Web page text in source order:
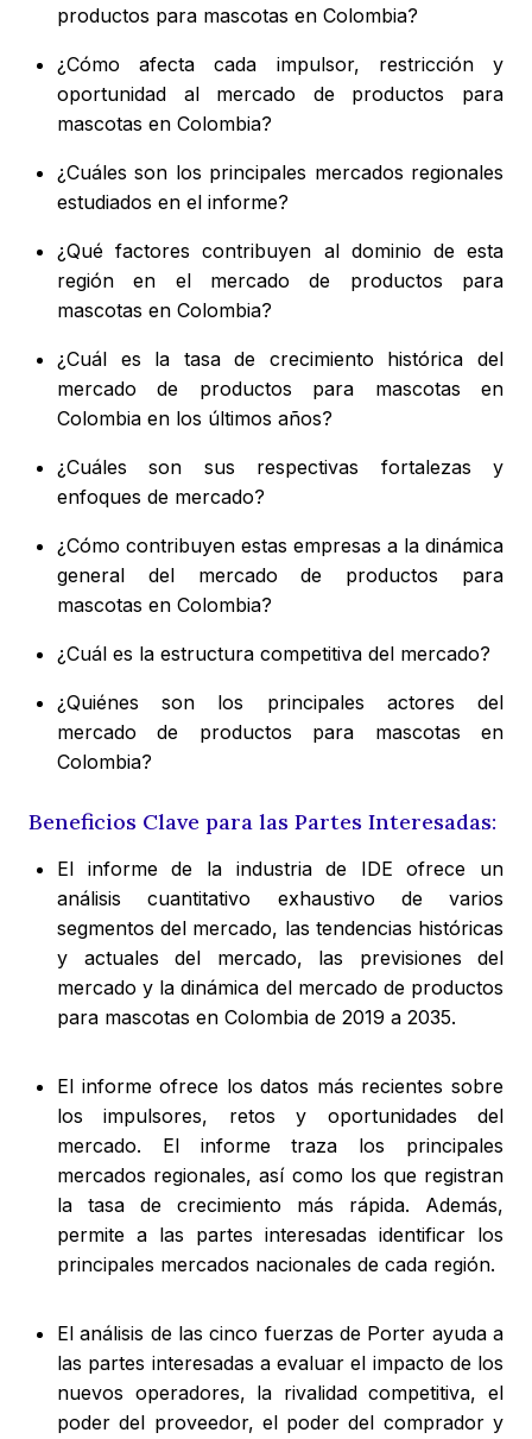
productos para mascotas en Colombia?
¿Cómo afecta cada impulsor, restricción y
oportunidad al mercado de productos para
mascotas en Colombia?
¿Cuáles son los principales mercados regionales
estudiados en el informe?
¿Qué factores contribuyen al dominio de esta
región en el mercado de productos para
mascotas en Colombia?
¿Cuál es la tasa de crecimiento histórica del
mercado de productos para mascotas en
Colombia en los últimos años?
¿Cuáles son sus respectivas fortalezas y
enfoques de mercado?
¿Cómo contribuyen estas empresas a la dinámica
general del mercado de productos para
mascotas en Colombia?
¿Cuál es la estructura competitiva del mercado?
¿Quiénes son los principales actores del
mercado de productos para mascotas en
Colombia?
Beneficios Clave para las Partes Interesadas:
El informe de la industria de IDE ofrece un
análisis cuantitativo exhaustivo de varios
segmentos del mercado, las tendencias históricas
y actuales del mercado, las previsiones del
mercado y la dinámica del mercado de productos
para mascotas en Colombia de 2019 a 2035.
El informe ofrece los datos más recientes sobre
los impulsores, retos y oportunidades del
mercado. El informe traza los principales
mercados regionales, así como los que registran
la tasa de crecimiento más rápida. Además,
permite a las partes interesadas identificar los
principales mercados nacionales de cada región.
El análisis de las cinco fuerzas de Porter ayuda a
las partes interesadas a evaluar el impacto de los
nuevos operadores, la rivalidad competitiva, el
poder del proveedor, el poder del comprador y